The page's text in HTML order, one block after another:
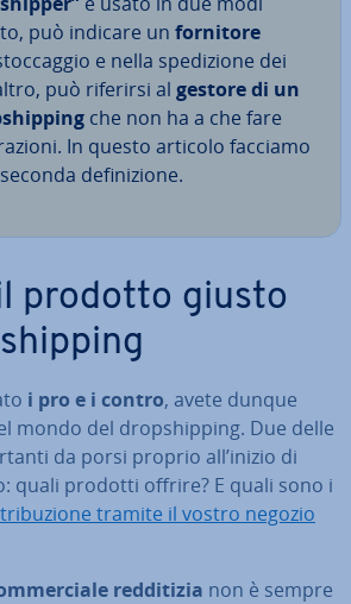
può indicare un fornitore
e nella spe­di­zio­ne dei
può riferirsi al gestore di un
che non ha a che fare
In questo articolo facciamo
de­fi­ni­zio­ne.
prodotto giusto
i pro e i contro, avete dunque
mondo del drop­ship­ping. Due delle
da porsi proprio all’inizio di
quali prodotti offrire? E quali sono i
tramite il vostro negozio
red­di­ti­zia non è sempre